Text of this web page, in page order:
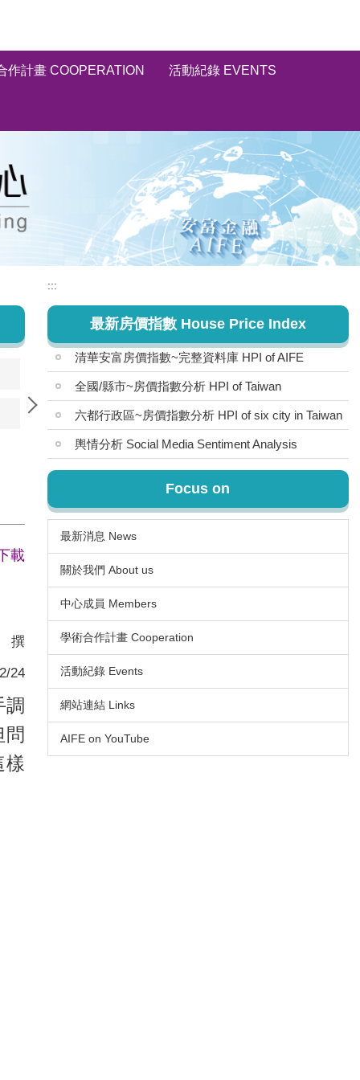
作計畫 COOPERATION 活動紀錄 EVENTS
2022-06-02
2022-03-31
載
24
調
問
樣
:::
最新房價指數 House Price Index
清華安富房價指數~完整資料庫 HPI of AIFE
全國/縣市~房價指數分析 HPI of Taiwan
六都行政區~房價指數分析 HPI of six city in Taiwan
輿情分析 Social Media Sentiment Analysis
Focus on
最新消息 News
關於我們 About us
中心成員 Members
學術合作計畫 Cooperation
活動紀錄 Events
網站連結 Links
AIFE on YouTube